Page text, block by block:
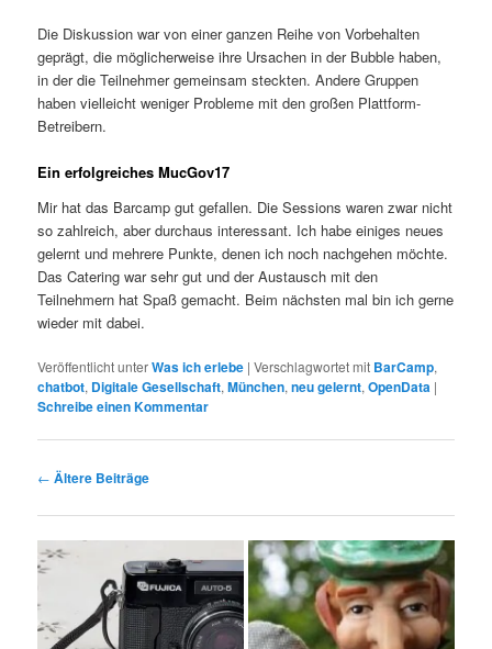
Die Diskussion war von einer ganzen Reihe von Vorbehalten
geprägt, die möglicherweise ihre Ursachen in der Bubble haben,
in der die Teilnehmer gemeinsam steckten. Andere Gruppen
haben vielleicht weniger Probleme mit den großen Plattform-
Betreibern.
Ein erfolgreiches MucGov17
Mir hat das Barcamp gut gefallen. Die Sessions waren zwar nicht
so zahlreich, aber durchaus interessant. Ich habe einiges neues
gelernt und mehrere Punkte, denen ich noch nachgehen möchte.
Das Catering war sehr gut und der Austausch mit den
Teilnehmern hat Spaß gemacht. Beim nächsten mal bin ich gerne
wieder mit dabei.
Veröffentlicht unterWas ich erlebe |Verschlagwortet mit BarCamp,
chatbot, Digitale Gesellschaft,München,neu gelernt,OpenData |
Schreibe einen Kommentar
Beitragsnavigation
← Ältere Beiträge